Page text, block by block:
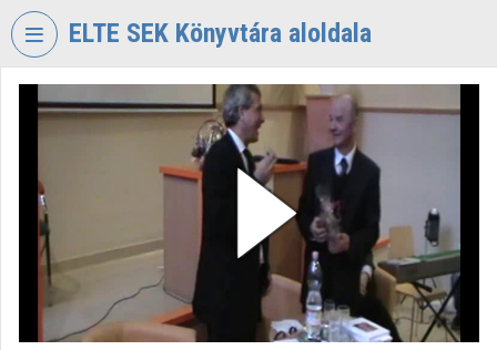
Fejléc kihagyása
ELTE SEK Könyvtára aloldala
VIDEOTORIUM
EKL
SAVARIA
KÖNYVTÁR
LEVÉLTÁR
Intézményi kezdőlap